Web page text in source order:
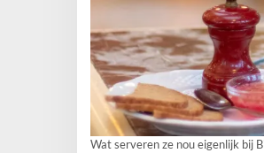
Wat serveren ze nou eigenlijk bij